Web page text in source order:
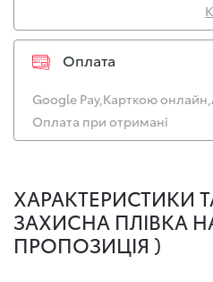
Оплата
Google Pay,Карткою онлайн,
Оплата при отримані
ХАРАКТЕРИСТИКИ
ЗАХИСНА ПЛІВКА
ПРОПОЗИЦІЯ )